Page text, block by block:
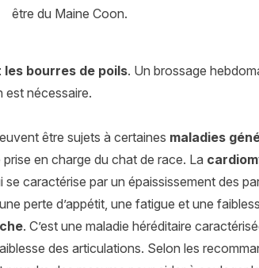
être du Maine Coon.
bourres de poils. Un brossage
est nécessaire.
être sujets à certaines maladies
en charge du chat de race. La
caractérise par un épaississement des
perte d’appétit, une fatigue et une
. C’est une maladie héréditaire
des articulations. Selon les